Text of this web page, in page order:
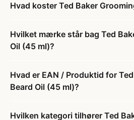
Hvad koster Ted Baker
Hvilket mærke står bag Ted
Oil (45 ml)?
Hvad er EAN / Produktid for
Beard Oil (45 ml)?
Hvilken kategori tilhører Ted